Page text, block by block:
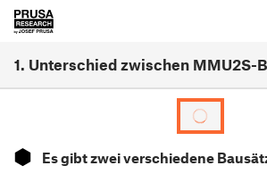
1. Unterschied zwischen MMU2S-
⬢ Es gibt zwei verschiedene